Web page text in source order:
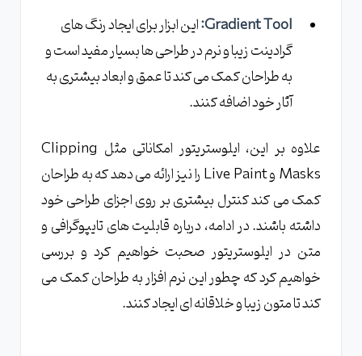
Gradient Tool: این ابزار برای ایجاد رنگ های
گرادینت زیبا و نرم در طراحی ها بسیار مفید است و
به طراحان کمک می کند تا عمق و ابعاد بیشتری به
آثار خود اضافه کنند.
علاوه بر این، ایلوستریتور امکاناتی مثل Clipping
Masks و Live Paint را نیز ارائه می دهد که به طراحان
کمک می کند کنترل بیشتری بر روی اجزای طراحی خود
داشته باشند. در ادامه، درباره قابلیت های تایپوگرافی و
متن در ایلوستریتور صحبت خواهیم کرد و بررسی
خواهیم کرد که چطور این نرم افزار به طراحان کمک می
کند تا متون زیبا و خلاقانه ای ایجاد کنند.